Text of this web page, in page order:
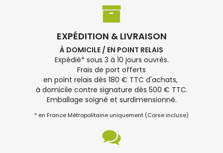
EXPÉDITION & LIVRAISON
À DOMICILE / EN POINT RELAIS
Expédié* sous 3 à 10 jours ouvrés.
Frais de port offerts
en point relais dès 180 € TTC d'achats,
à domicile contre signature dès 500 € TTC.
Emballage soigné et surdimensionné.
* en France Métropolitaine uniquement (Corse incluse)